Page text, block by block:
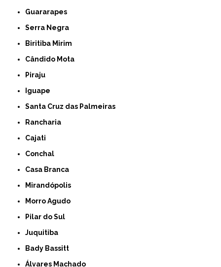
Guararapes
Serra Negra
Biritiba Mirim
Cândido Mota
Piraju
Iguape
Santa Cruz das Palmeiras
Rancharia
Cajati
Conchal
Casa Branca
Mirandópolis
Morro Agudo
Pilar do Sul
Juquitiba
Bady Bassitt
Álvares Machado